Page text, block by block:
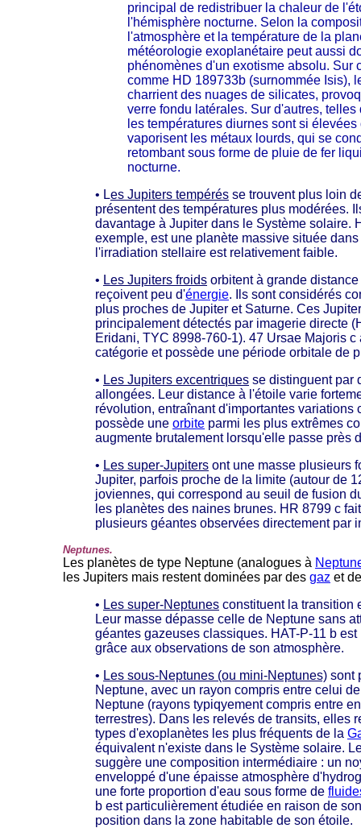
principal de redistribuer la chaleur de
l'hémisphère nocturne. Selon la
l'atmosphère et la température de la
météorologie exoplanétaire peut aussi
phénomènes d'un exotisme absolu. Sur
comme HD 189733b (surnommée Isis),
charrient des nuages de silicates,
verre fondu latérales. Sur d'autres, telles
les températures diurnes sont si
vaporisent les métaux lourds, qui se
retombant sous forme de pluie de fer
nocturne.
• Les Jupiters tempérés se trouvent plus loin
présentent des températures plus modérées.
davantage à Jupiter dans le Système solaire.
exemple, est une planète massive située
l'irradiation stellaire est relativement faible.
• Les Jupiters froids orbitent à grande
reçoivent peu d'énergie. Ils sont considérés
plus proches de Jupiter et Saturne. Ces
principalement détectés par imagerie directe
Eridani, TYC 8998-760-1). 47 Ursae Majoris
catégorie et possède une période orbitale de
• Les Jupiters excentriques se distinguent par
allongées. Leur distance à l'étoile varie
révolution, entraînant d'importantes variations
possède une orbite parmi les plus extrêmes
augmente brutalement lorsqu'elle passe près
• Les super-Jupiters ont une masse plusieurs
Jupiter, parfois proche de la limite (autour de
joviennes, qui correspond au seuil de fusion
les planètes des naines brunes. HR 8799 c
plusieurs géantes observées directement par
Neptunes.
Les planètes de type Neptune (analogues à
les Jupiters mais restent dominées par des gaz et
• Les super-Neptunes constituent la transition
Leur masse dépasse celle de Neptune sans
géantes gazeuses classiques. HAT-P-11 b
grâce aux observations de son atmosphère.
• Les sous-Neptunes (ou mini-Neptunes) sont
Neptune, avec un rayon compris entre celui
Neptune (rayons typiqyement compris entre
terrestres). Dans les relevés de transits, elles
types d'exoplanètes les plus fréquents de la
équivalent n'existe dans le Système solaire.
suggère une composition intermédiaire : un
enveloppé d'une épaisse atmosphère
une forte proportion d'eau sous forme de
b est particulièrement étudiée en raison de
position dans la zone habitable de son étoile.